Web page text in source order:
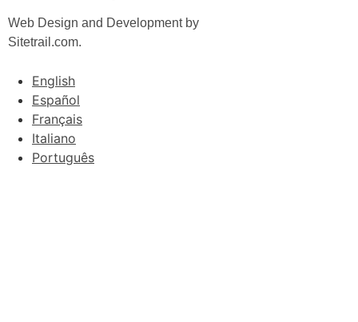
Web Design and Development by
Sitetrail.com.
English
Español
Français
Italiano
Português